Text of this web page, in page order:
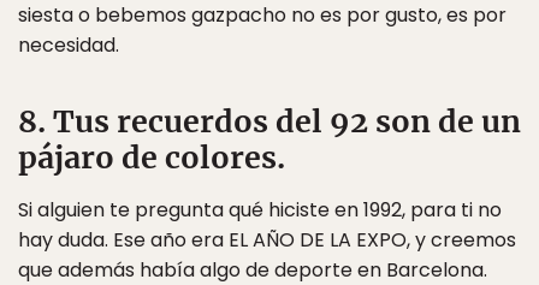
siesta o bebemos gazpacho no es por gusto, es por
necesidad.
8. Tus recuerdos del 92 son de un
pájaro de colores.
Si alguien te pregunta qué hiciste en 1992, para ti no
hay duda. Ese año era EL AÑO DE LA EXPO, y creemos
que además había algo de deporte en Barcelona.